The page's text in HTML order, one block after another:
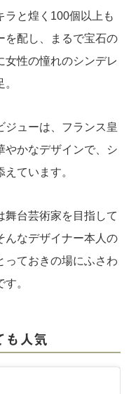
ラと煌く100個以上も
を配し、まるで宝石の
女性の憧れのシンデレ
ジューは、フランス皇
やかなデザインで、シ
ています。
舞台芸術家を目指して
んなデザイナー本人の
っておきの場にふさわ
。
も人気